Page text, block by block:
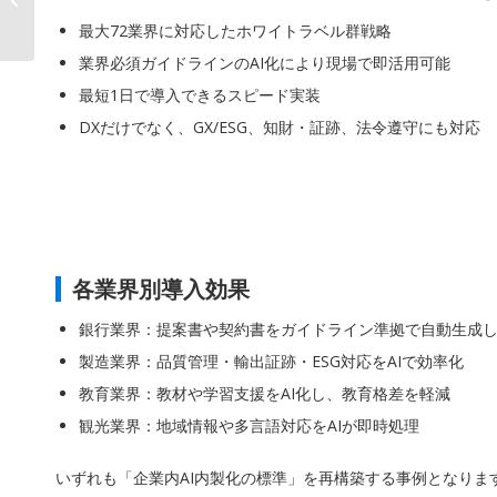
最大72業界に対応したホワイトラベル群戦略
業界必須ガイドラインのAI化により現場で即活用可能
最短1日で導入できるスピード実装
DXだけでなく、GX/ESG、知財・証跡、法令遵守にも対応
各業界別導入効果
銀行業界：提案書や契約書をガイドライン準拠で自動生成
製造業界：品質管理・輸出証跡・ESG対応をAIで効率化
教育業界：教材や学習支援をAI化し、教育格差を軽減
観光業界：地域情報や多言語対応をAIが即時処理
いずれも「企業内AI内製化の標準」を再構築する事例となりま
生態系を支�...